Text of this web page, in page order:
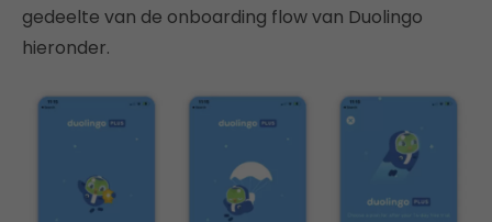
gedeelte van de onboarding flow van Duolingo
hieronder.